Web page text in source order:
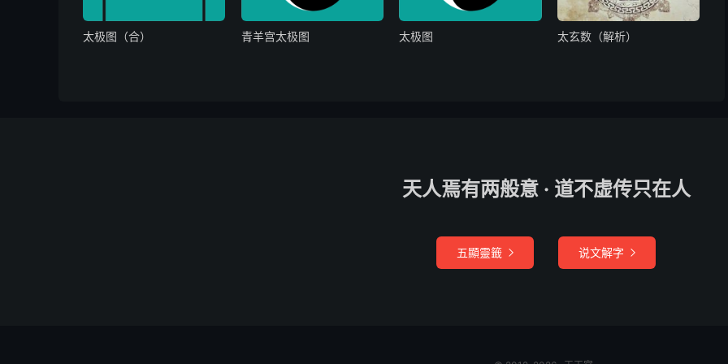
：守旧还高，长安虽好，不是久居
太极图（合） 青羊宫太极图 太极图 太玄数（解析）
天人焉有两般意 · 道不虚传只在人
五顯靈籤  说文解字 